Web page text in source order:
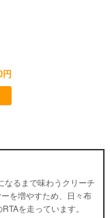
円
なるまで味わうクリーチ
を増やすため、日々布
を走っています。